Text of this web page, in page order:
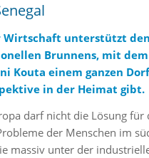
Wirtschaft unterstützt
Brunnens, mit
Kouta einem ganzen
in der Heimat gibt.
darf nicht die Lösung für
der Menschen im
massiv unter der